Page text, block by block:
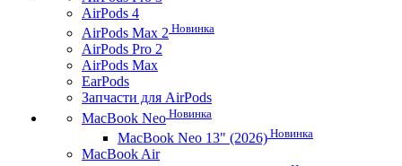
AirPods 4
AirPods Max 2 Новинка
AirPods Pro 2
AirPods Max
EarPods
Запчасти для AirPods
MacBook Neo Новинка
MacBook Neo 13" (2026) Новинка
MacBook Air